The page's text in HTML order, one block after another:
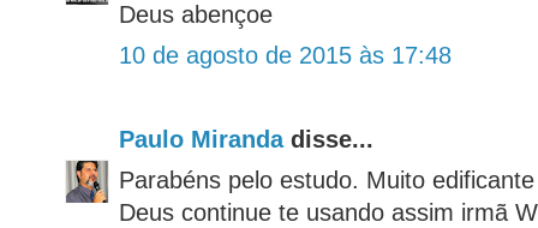
Deus abençoe
10 de agosto de 2015 às 17:48
Paulo Mirandadisse...
Parabéns pelo estudo. Muito
Deus continue te usando assim irmã